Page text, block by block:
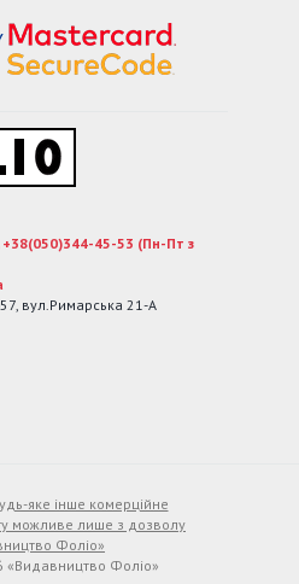
45-53 (Пн-Пт з
, вул.Римарська 21-А
яке інше комерційне
можливе лише з дозволу
Фоліо»
Фоліо»